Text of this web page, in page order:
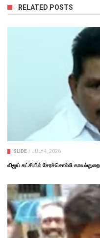
RELATED POSTS
SLIDE / JULY 4, 2026
விஜய் கட்சியில் சேரச்சொல்லி காவல்துறை